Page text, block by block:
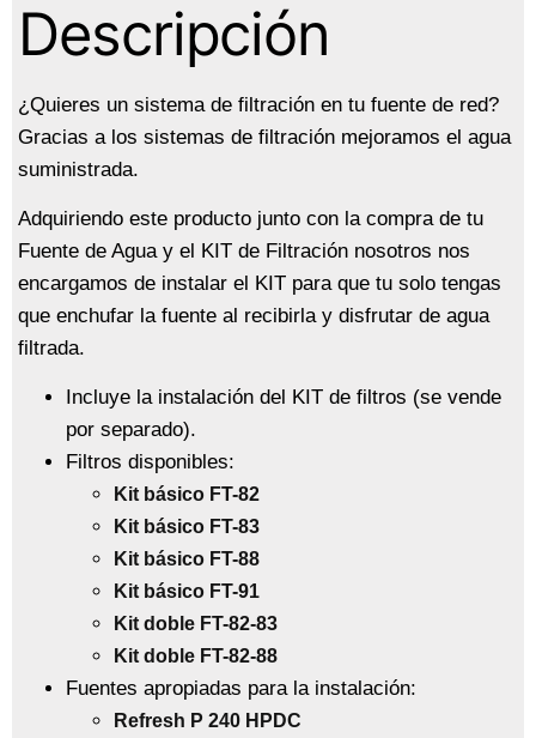
Descripción
¿Quieres un sistema de filtración en tu fuente de red?
Gracias a los sistemas de filtración mejoramos el agua
suministrada.
Adquiriendo este producto junto con la compra de tu
Fuente de Agua y el KIT de Filtración nosotros nos
encargamos de instalar el KIT para que tu solo tengas
que enchufar la fuente al recibirla y disfrutar de agua
filtrada.
Incluye la instalación del KIT de filtros (se vende
por separado).
Filtros disponibles:
Kit básico FT-82
Kit básico FT-83
Kit básico FT-88
Kit básico FT-91
Kit doble FT-82-83
Kit doble FT-82-88
Fuentes apropiadas para la instalación:
Refresh P 240 HPDC